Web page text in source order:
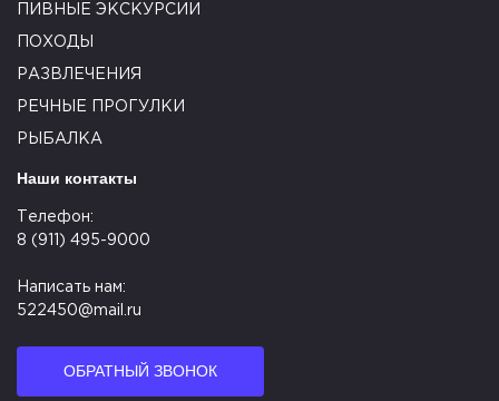
ПИВНЫЕ ЭКСКУРСИИ
ПОХОДЫ
РАЗВЛЕЧЕНИЯ
РЕЧНЫЕ ПРОГУЛКИ
РЫБАЛКА
Наши контакты
Телефон:
8 (911) 495-9000
Написать нам:
522450@mail.ru
ОБРАТНЫЙ ЗВОНОК